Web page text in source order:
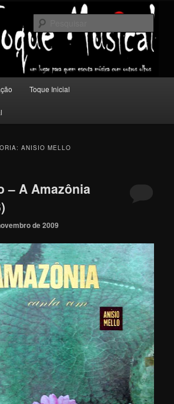
música com outros olhos.
Toque Inicial
ANISIO MELLO
– A Amazônia
de 2009